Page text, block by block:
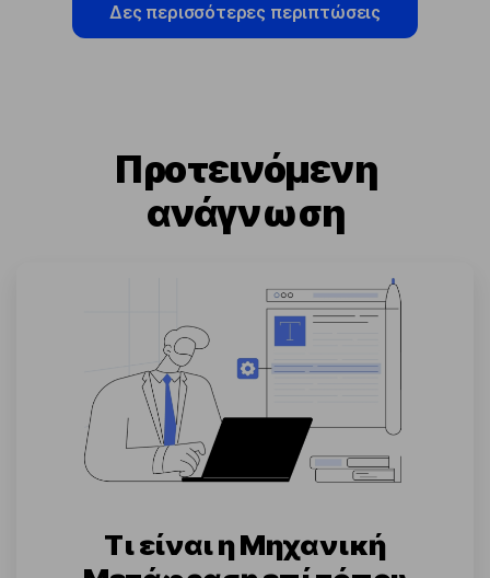
Δες περισσότερες περιπτώσεις
Προτεινόμενη
ανάγνωση
Τι είναι η Μηχανική